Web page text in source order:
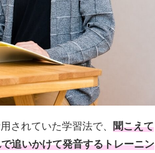
されていた学習法で、 聞こえて
追いかけて発音するトレーニン